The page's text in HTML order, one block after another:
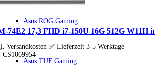
Asus ROG Gaming
Asus TUF Gaming
ThinkCentre
PC
MSI All-in-One-PCs
MSI Gaming PCs
74E2 17,3 FHD i7-150U 16G 512G W11H
Versandkosten ✅ Lieferzeit 3-5 Werktage
CS1069954